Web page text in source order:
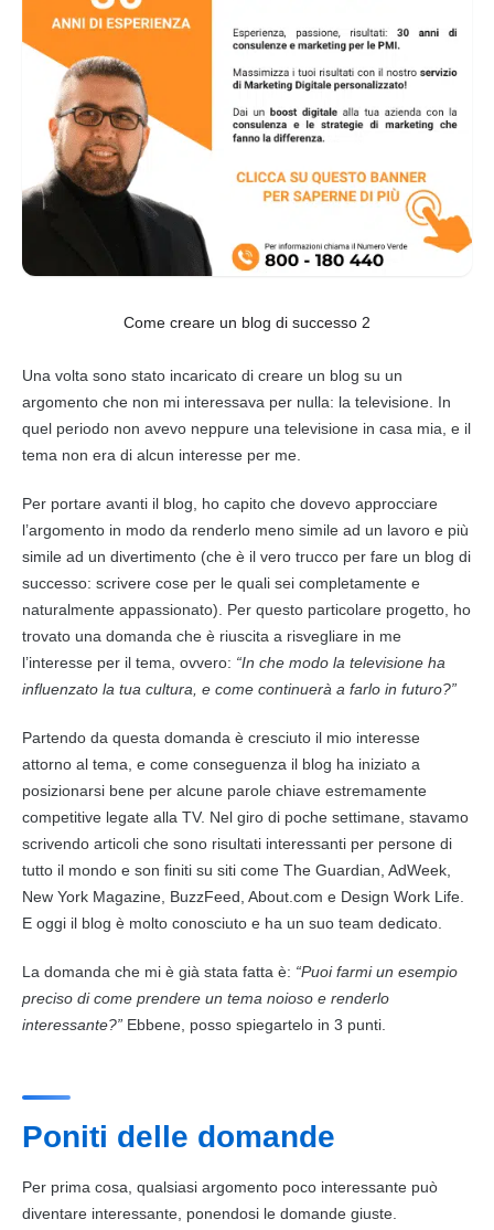
Come creare un blog di successo 2
Una volta sono stato incaricato di creare un blog su un
argomento che non mi interessava per nulla: la televisione. In
quel periodo non avevo neppure una televisione in casa mia, e il
tema non era di alcun interesse per me.
Per portare avanti il blog, ho capito che dovevo approcciare
l’argomento in modo da renderlo meno simile ad un lavoro e più
simile ad un divertimento (che è il vero trucco per fare un blog di
successo: scrivere cose per le quali sei completamente e
naturalmente appassionato). Per questo particolare progetto, ho
trovato una domanda che è riuscita a risvegliare in me
l’interesse per il tema, ovvero: “In che modo la televisione ha
influenzato la tua cultura, e come continuerà a farlo in futuro?”
Partendo da questa domanda è cresciuto il mio interesse
attorno al tema, e come conseguenza il blog ha iniziato a
posizionarsi bene per alcune parole chiave estremamente
competitive legate alla TV. Nel giro di poche settimane, stavamo
scrivendo articoli che sono risultati interessanti per persone di
tutto il mondo e son finiti su siti come The Guardian, AdWeek,
New York Magazine, BuzzFeed, About.com e Design Work Life.
E oggi il blog è molto conosciuto e ha un suo team dedicato.
La domanda che mi è già stata fatta è: “Puoi farmi un esempio
preciso di come prendere un tema noioso e renderlo
interessante?” Ebbene, posso spiegartelo in 3 punti.
Poniti delle domande
Per prima cosa, qualsiasi argomento poco interessante può
diventare interessante, ponendosi le domande giuste.